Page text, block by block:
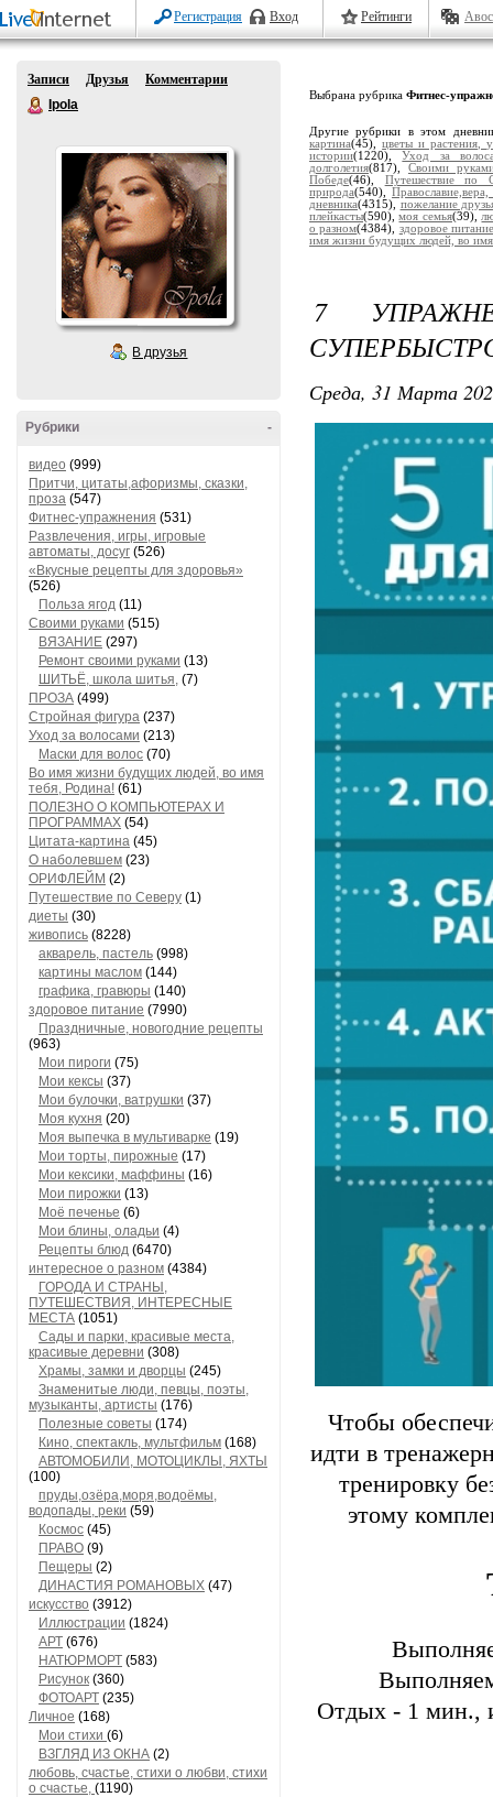
Регистрация Вход Рейтинги
Записи Друзья
Комментарии
Ipola
В друзья
-
Рубрики
видео (999)
Притчи, цитаты,афоризмы, сказки,
проза (547)
Фитнес-упражнения (531)
Развлечения, игры, игровые
автоматы, досуг (526)
«Вкусные рецепты для здоровья»
(526)
Польза ягод (11)
Своими руками (515)
ВЯЗАНИЕ (297)
Ремонт своими руками (13)
ШИТЬЁ, школа шитья, (7)
ПРОЗА (499)
Стройная фигура (237)
Уход за волосами (213)
Маски для волос (70)
Во имя жизни будущих людей, во имя
тебя, Родина! (61)
ПОЛЕЗНО О КОМПЬЮТЕРАХ И
ПРОГРАММАХ (54)
Цитата-картина (45)
О наболевшем (23)
ОРИФЛЕЙМ (2)
Путешествие по Северу (1)
диеты (30)
живопись (8228)
акварель, пастель (998)
картины маслом (144)
графика, гравюры (140)
здоровое питание (7990)
Праздничные, новогодние рецепты
(963)
Мои пироги (75)
Мои кексы (37)
Мои булочки, ватрушки (37)
Моя кухня (20)
Моя выпечка в мультиварке (19)
Мои торты, пирожные (17)
Мои кексики, маффины (16)
Мои пирожки (13)
Моё печенье (6)
Мои блины, оладьи (4)
Рецепты блюд (6470)
интересное о разном (4384)
ГОРОДА И СТРАНЫ,
ПУТЕШЕСТВИЯ, ИНТЕРЕСНЫЕ
МЕСТА (1051)
Сады и парки, красивые места,
красивые деревни (308)
Храмы, замки и дворцы (245)
Знаменитые люди, певцы, поэты,
музыканты, артисты (176)
Полезные советы (174)
Кино, спектакль, мультфильм (168)
АВТОМОБИЛИ, МОТОЦИКЛЫ, ЯХТЫ
(100)
пруды,озёра,моря,водоёмы,
водопады, реки (59)
Космос (45)
ПРАВО (9)
Пещеры (2)
ДИНАСТИЯ РОМАНОВЫХ (47)
искусство (3912)
Иллюстрации (1824)
АРТ (676)
НАТЮРМОРТ (583)
Рисунок (360)
ФОТОАРТ (235)
Личное (168)
Мои стихи (6)
ВЗГЛЯД ИЗ ОКНА (2)
любовь, счастье, стихи о любви, стихи
о счастье, (1190)
Выбрана рубрика Фитнес-
Другие рубрики в этом
картина(45),цветы и растения,
истории(1220),Уход за
долголетия(817), Своими
Победе(46), Путешествие по
природа(540),
дневника(4315), пожелание
плейкасты(590),моя семья(39),
о разном(4384), здоровое
имя жизни будущих людей, во
7
Среда, 31 Марта
Чтобы
идти в
тренировку
этому
Отдых - 1 мин.,